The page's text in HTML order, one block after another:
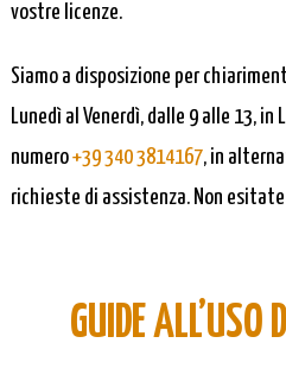
vostre licenze.
Siamo a disposizione per
Lunedì al Venerdì, dalle 9 alle 13, in
numero+39 340 3814167, in
richieste di assistenza. Non
GUIDE ALL’USO